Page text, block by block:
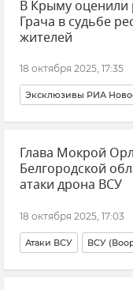
Общество
В Крыму оценили
Грача в судьбе
жителей
18 октября 2025, 17:35
Эксклюзивы РИА
Сергей Цеков
Крым Новости
Глава Мокрой
Белгородской
атаки дрона ВСУ
18 октября 2025, 17:03
Атаки ВСУ ВСУ
Белгородская область